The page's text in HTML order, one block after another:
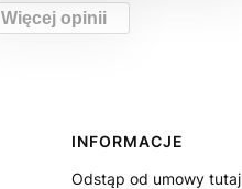
Więcej opinii
Linki w stopce
INFORMACJE
Odstąp od umowy tutaj